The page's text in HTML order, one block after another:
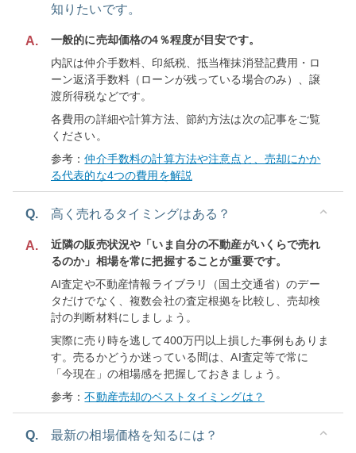
知りたいです。
A.
一般的に売却価格の4％程度が目安です。
内訳は仲介手数料、印紙税、抵当権抹消登記費用・ロ
ーン返済手数料（ローンが残っている場合のみ）、譲
渡所得税などです。
各費用の詳細や計算方法、節約方法は次の記事をご覧
ください。
参考：仲介手数料の計算方法や注意点と、売却にかか
る代表的な4つの費用を解説
Q. 高く売れるタイミングはある？
A.
近隣の販売状況や「いま自分の不動産がいくらで売れ
るのか」相場を常に把握することが重要です。
AI査定や不動産情報ライブラリ（国土交通省）のデー
タだけでなく、複数会社の査定根拠を比較し、売却検
討の判断材料にしましょう。
実際に売り時を逃して400万円以上損した事例もありま
す。売るかどうか迷っている間は、AI査定等で常に
「今現在」の相場感を把握しておきましょう。
参考：不動産売却のベストタイミングは？
Q. 最新の相場価格を知るには？